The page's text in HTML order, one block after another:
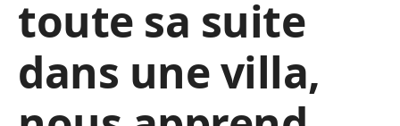
toute sa suite
dans une villa,